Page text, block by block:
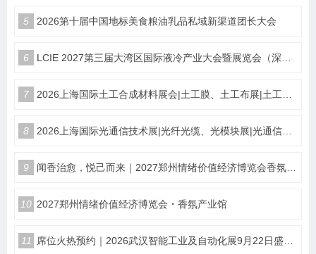
5 2026第十届中国地标美食粮油乳品私域新渠道团长大会
6 LCIE 2027第三届大湾区国际液冷产业大会暨展览会（深圳）
7 2026上海国际土工合成材料展会|土工膜、土工布展|土工合成材料仪器、设备展览会
8 2026上海国际光通信技术展|光纤光缆、光模块展|光通信设备展览会
9 闻香治愈，悦己而来｜2027郑州情绪价值经济博览会香氛产业馆
10 2027郑州情绪价值经济博览会・香氛产业馆
11 席位火热预约｜2026武汉智能工业及自动化展9月22日盛大开幕